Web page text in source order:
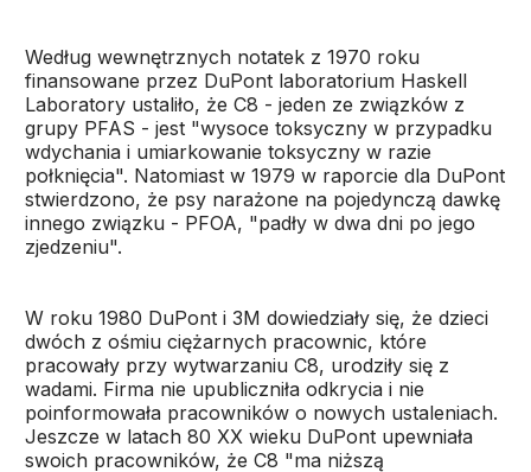
Według wewnętrznych notatek z 1970 roku
finansowane przez DuPont laboratorium Haskell
Laboratory ustaliło, że C8 - jeden ze związków z
grupy PFAS - jest "wysoce toksyczny w przypadku
wdychania i umiarkowanie toksyczny w razie
połknięcia". Natomiast w 1979 w raporcie dla DuPont
stwierdzono, że psy narażone na pojedynczą dawkę
innego związku - PFOA, "padły w dwa dni po jego
zjedzeniu".
W roku 1980 DuPont i 3M dowiedziały się, że dzieci
dwóch z ośmiu ciężarnych pracownic, które
pracowały przy wytwarzaniu C8, urodziły się z
wadami. Firma nie upubliczniła odkrycia i nie
poinformowała pracowników o nowych ustaleniach.
Jeszcze w latach 80 XX wieku DuPont upewniała
swoich pracowników, że C8 "ma niższą